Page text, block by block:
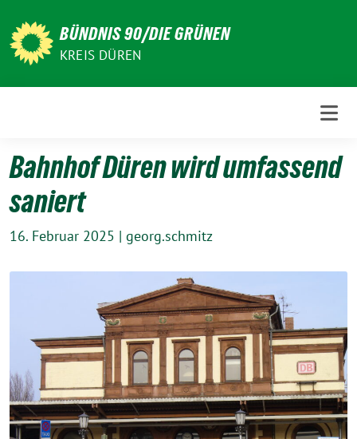
zum
Inhalt
BÜNDNIS 90/DIE GRÜNEN
KREIS DÜREN
Bahnhof Düren wird umfassend
saniert
16. Februar 2025 | georg.schmitz